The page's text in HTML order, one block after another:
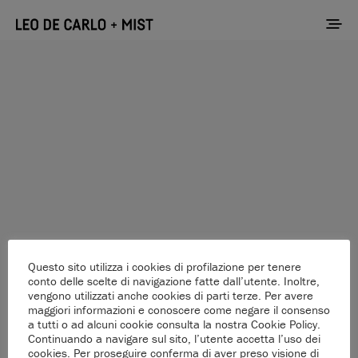
Please add posts from your WordPress admin
Questo sito utilizza i cookies di profilazione per tenere
conto delle scelte di navigazione fatte dall’utente. Inoltre,
vengono utilizzati anche cookies di parti terze. Per avere
maggiori informazioni e conoscere come negare il consenso
a tutti o ad alcuni cookie consulta la nostra Cookie Policy.
Continuando a navigare sul sito, l’utente accetta l’uso dei
cookies. Per proseguire conferma di aver preso visione di